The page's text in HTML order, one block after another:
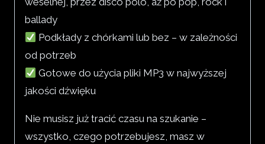
ballady
Podkłady z chórkami lub bez – w zależności
od potrzeb
Gotowe do użycia pliki MP3 w najwyższej
jakości dźwięku
Nie musisz już tracić czasu na szukanie –
wszystko, czego potrzebujesz, masz w